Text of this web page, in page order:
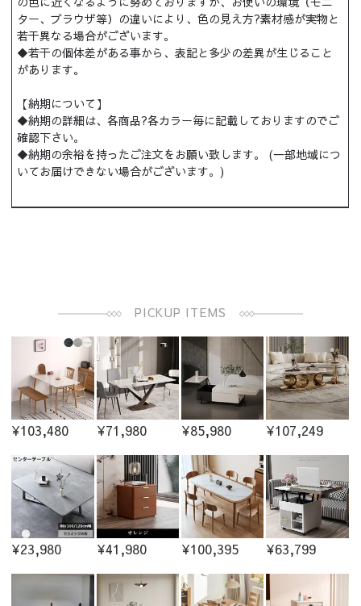
ター、ブラウザ等）の違いにより、色の見え方?素材感が実物と
若干異なる場合がございます。
◆若干の個体差がある事から、表記と多少の差異が生じること
があります。
【納期について】
◆納期の詳細は、各商品?各カラー毎に記載しておりますのでご
確認下さい。
◆納期の余裕を持ったご注文をお願い致します。 (一部地域につ
いてお届けできない場合がございます。)
PICKUP ITEMS
¥103,480 ¥71,980 ¥85,980 ¥107,249
¥23,980 ¥41,980 ¥100,395 ¥63,799